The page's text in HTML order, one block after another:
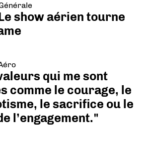
Le show aérien tourne
qui me sont
comme le courage, le
le sacrifice ou le
l’engagement."